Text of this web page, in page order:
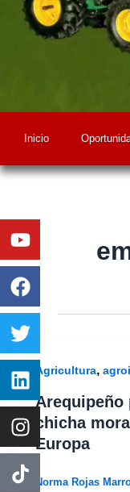
Inicio
Agricultura,
Arequipeño
chicha
Europa
Norma Rojas
Youtube
Facebook
Twitter
Linkedin
Instagram